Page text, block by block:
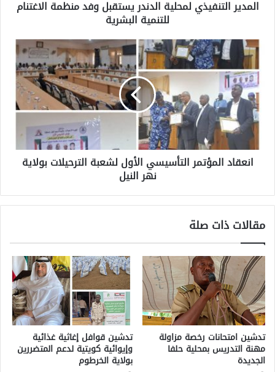
المدير التنفيذي لمحلية الدندر يستقبل وفد منظمة الاغتنام
للتنمية البشرية
انعقاد المؤتمر التأسيسي الأول لشعبة الترحيلات بولاية
نهر النيل
مقالات ذات صلة
تدشين امتحانات رخصة مزاولة
مهنة التدريس بمحلية حلفا
الجديدة
تدشين قوافل إغاثية غذائية
وإيوائية كويتية لدعم المتضررين
بولاية الخرطوم